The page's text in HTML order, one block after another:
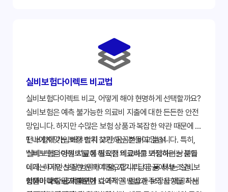
실비보험다이렉트 비교법
실비보험다이렉트 비교, 어떻게 해야 현명하게 선택할까요?
실비보험은 예측 불가능한 의료비 지출에 대한 든든한 안전
망입니다. 하지만 수많은 보험 상품과 복잡한 약관 때문에 어
떤 보험에 가입해야 할지 고민하는 분들이 많습니다. 특히,
'실비보험다이렉트'를 통해 직접 비교하고 가입하려는 분들
에게는 더욱 신중한 선택이 필요합니다. 이 글에서는 실비보
험다이렉트 비교를 위한 효과적인 방법과 주의 사항을 자세
1. 나에게 맞는 보장 범위 찾기: 꼼꼼한 비교 분석
실비보험은 병원 치료에 필요한 의료비를 보장하는 상품입
니다. 하지만 보장 범위와 특약, 자기부담금 등 세부 조건이
상품마다 다르기 때문에 나에게 꼭 필요한 보장을 제공하는
입원비 보장 금액 확인